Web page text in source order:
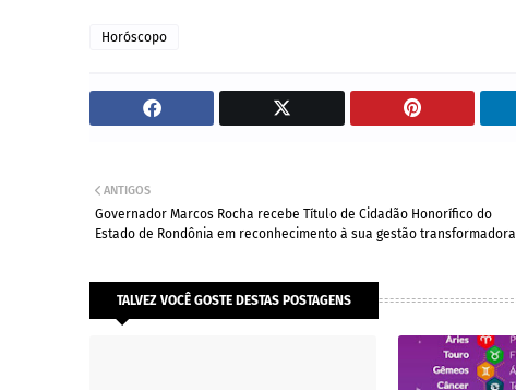
Horóscopo
ANTIGOS
Governador Marcos Rocha recebe Título de Cidadão Honorífico do
Estado de Rondônia em reconhecimento à sua gestão transformadora
TALVEZ VOCÊ GOSTE DESTAS POSTAGENS